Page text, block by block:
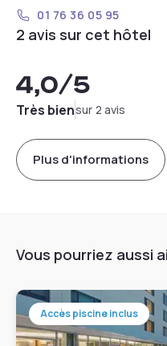
01 76 36 05 95
2 avis sur cet hôtel
4,0/5
Très biensur 2 avis
Plus d'informations
Vous pourriez aussi
Accès piscine inclus